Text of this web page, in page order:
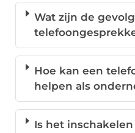
Wat zijn de
Hoe kan een
helpen als
Is het